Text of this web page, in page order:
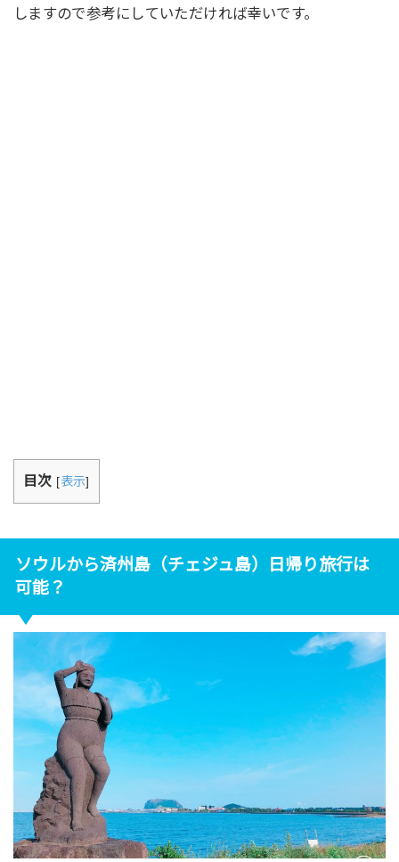
しますので参考にしていただければ幸いです。
目次 [表示]
ソウルから済州島（チェジュ島）日帰り旅行は
可能？